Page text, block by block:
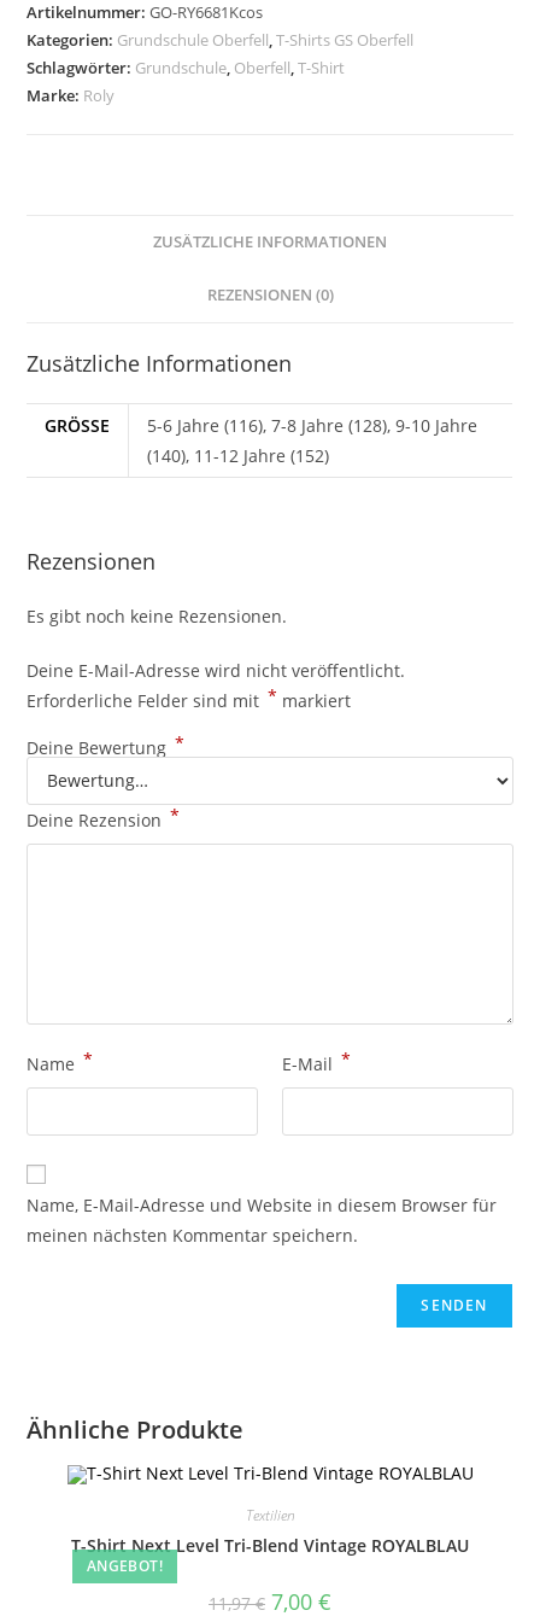
CLAY
ORANGE
/
Druck
Artikelnummer:GO-RY6681Kcos
Kategorien: Grundschule Oberfell,T-Shirts GS Oberfell
Schlagwörter: Grundschule, Oberfell,T-Shirt
Marke: Roly
ZUSÄTZLICHE INFORMATIONEN
REZENSIONEN (0)
Zusätzliche Informationen
GRÖSSE
5-6 Jahre (116), 7-8 Jahre (128), 9-10 Jahre
(140), 11-12 Jahre (152)
Rezensionen
Es gibt noch keine Rezensionen.
Deine E-Mail-Adresse wird nicht veröffentlicht.
Erforderliche Felder sind mit * markiert
Deine Bewertung *
Deine Rezension *
Name * E-Mail *
Name, E-Mail-Adresse und Website in diesem Browser für
meinen nächsten Kommentar speichern.
Ähnliche Produkte
ANGEBOT!
Textilien
T-Shirt Next Level Tri-Blend Vintage ROYALBLAU
11,97€ Ursprünglicher
Preis
7,00 €